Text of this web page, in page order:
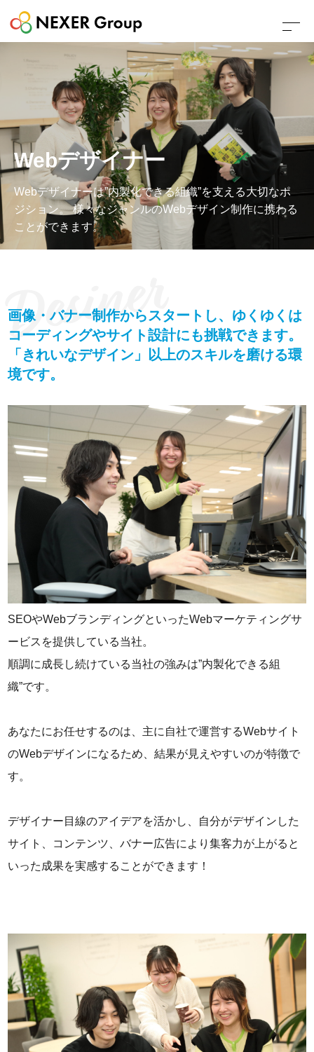
Webデザイナー
Webデザイナーは”内製化できる組織”を支える大切なポ
ジション。様々なジャンルのWebデザイン制作に携わる
ことができます。
画像・バナー制作からスタートし、ゆくゆくは
コーディングやサイト設計にも挑戦できます。
「きれいなデザイン」以上のスキルを磨ける環
境です。
SEOやWebブランディングといったWebマーケティングサ
ービスを提供している当社。
順調に成長し続けている当社の強みは”内製化できる組
織”です。
あなたにお任せするのは、主に自社で運営するWebサイト
のWebデザインになるため、結果が見えやすいのが特徴で
す。
デザイナー目線のアイデアを活かし、自分がデザインした
サイト、コンテンツ、バナー広告により集客力が上がると
いった成果を実感することができます！